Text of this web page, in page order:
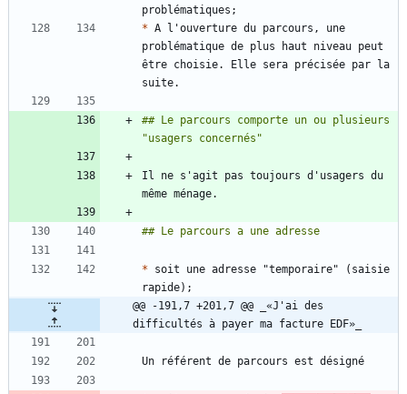
* A l'ouverture du parcours, une
problématique de plus haut niveau peut
être choisie. Elle sera précisée par la
## Le parcours comporte un ou plusieurs
Il ne s'agit pas toujours d'usagers du
* soit une adresse "temporaire" (saisie
@@ -191,7 +201,7 @@ _«J'ai des
difficultés à payer ma facture EDF»_